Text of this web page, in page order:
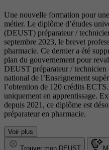
Une nouvelle formation pour
métier. Le diplôme d’études
(DEUST) préparateur /
septembre 2023, le brevet
pharmacie. Ce dernier a été
plan du gouvernement pour
DEUST préparateur / technicien
national de l’Enseignement
l’obtention de 120 crédits
uniquement en apprentissage.
depuis 2021, ce diplôme est
préparateur en pharmacie.
Voir plus
Trouver mon DEUST